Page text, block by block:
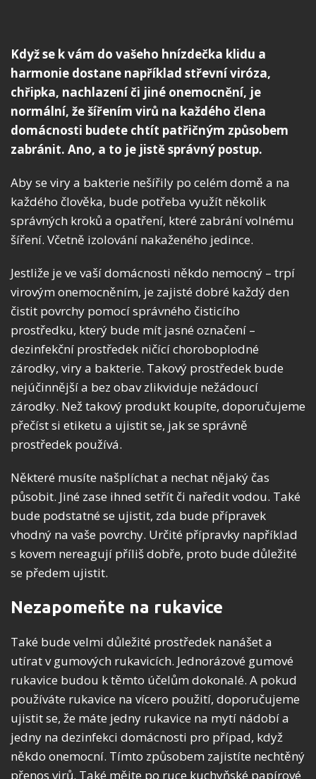
Když se k vám do vašeho hnízdečka klidu a
harmonie dostane například střevní viróza,
chřipka, nachlazení či jiné onemocnění, je
normální, že šířením virů na každého člena
domácnosti budete chtít patřičným způsobem
zabránit. Ano, a to je jistě správný postup.
Aby se viry a bakterie nešířily po celém domě a na
každého člověka, bude potřeba využít několik
správných kroků a opatření, které zabrání volnému
šíření. Včetně izolování nakaženého jedince.
Jestliže je ve vaší domácnosti někdo nemocný – trpí
virovým onemocněním, je zajisté dobré každý den
čistit povrchy pomocí správného čisticího
prostředku, který bude mít jasné označení –
dezinfekční prostředek ničící choroboplodné
zárodky, viry a bakterie. Takový prostředek bude
nejúčinnější a bez obav zlikviduje nežádoucí
zárodky. Než takový produkt koupíte, doporučujeme
přečíst si etiketu a ujistit se, jak se správně
prostředek používá.
Některé musíte našplíchat a nechat nějaký čas
působit. Jiné zase ihned setřít či naředit vodou. Také
bude podstatné se ujistit, zda bude přípravek
vhodný na vaše povrchy. Určité přípravky například
s kovem nereagují příliš dobře, proto bude důležité
se předem ujistit.
Nezapomeňte na rukavice
Také bude velmi důležité prostředek nanášet a
utírat v gumových rukavicích. Jednorázové gumové
rukavice budou k těmto účelům dokonalé. A pokud
používáte rukavice na vícero použití, doporučujeme
ujistit se, že máte jedny rukavice na mytí nádobí a
jedny na dezinfekci domácnosti pro případ, když
někdo onemocní. Tímto způsobem zajistíte nechtěný
přenos virů. Také mějte po ruce kuchyňské papírové